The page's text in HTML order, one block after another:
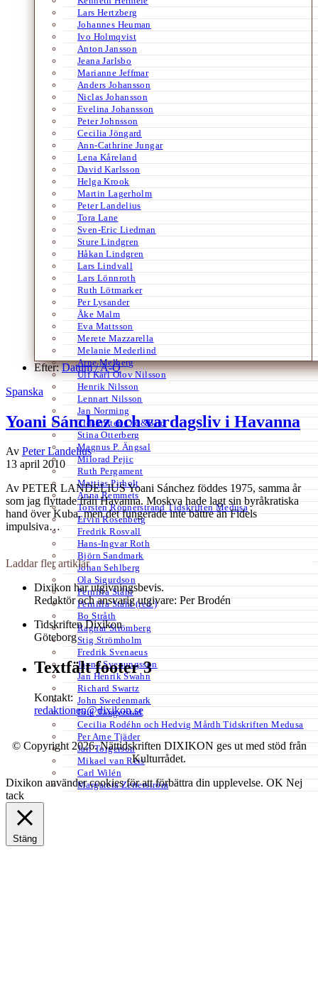
Lars Hertzberg
Johannes Heuman
Ivo Holmqvist
Anton Jansson
Jeana Jarlsbo
Marianne Jeffmar
Anders Johansson
Niclas Johansson
Evelina Johansson
Peter Johnsson
Cecilia Jöngard
Ann-Cathrine Jungar
Lena Kåreland
David Karlsson
Helga Krook
Martin Lagerholm
Peter Landelius
Tora Lane
Sven-Eric Liedman
Sture Lindgren
Håkan Lindgren
Lars Lindvall
Lars Lönnroth
Ruth Lötmarker
Per Lysander
Åke Malm
Eva Mattsson
Merete Mazzarella
Melanie Mederlind
Arne Melberg
Ulf Karl Olov Nilsson
Henrik Nilsson
Lennart Nilsson
Jan Norming
Tidskriften Ord&Bild
Stina Otterberg
Magnus P. Ängsal
Milorad Pejic
Ruth Pergament
Mattias Pirholt
Anna Remmets
Torsten Rönnerstrand Tidskriften Medusa
Ervin Rosenberg
Fredrik Rosvall
Hans-Ingvar Roth
Björn Sandmark
Johan Sehlberg
Ola Sigurdson
Pernilla Ståhl
Pernilla Ståhl (red.)
Bo Stråth
Ragnar Strömberg
Stig Strömholm
Fredrik Svenaeus
Jayne Svenungsson
Jan Henrik Swahn
Richard Swartz
John Swedenmark
Erik Tängerstad
Cecilia Rodéhn och Hedvig Mårdh Tidskriften Medusa
Per Arne Tjäder
Jarl Torgerson
Mikael van Reis
Carl Wilén
Margareta Zetterström
Efter:Datum /A-Ö
Spanska
Yoani Sánchez och vardagsliv i Havanna
Av Peter Landelius
13 april 2010
Av PETER LANDELIUS Yoani Sánchez föddes 1975, samma år
som jag flyttade från Havanna. Moskva hade lagt sin byråkratiska
hand över Kuba, men det fungerade inte bättre än Fidels
impulsiva…
Laddar fler artiklar
Dixikon har utgivningsbevis.
Redaktör och ansvarig utgivare: Per Brodén
Tidskriften Dixikon
Göteborg
Textfält footer 3
Kontakt:
redaktionen@dixikon.se
© Copyright 2026. Nättidskriften DIXIKON ges ut med stöd från
Kulturrådet.
Dixikon använder cookies för att förbättra din upplevelse.OK Nej
tack
Stäng